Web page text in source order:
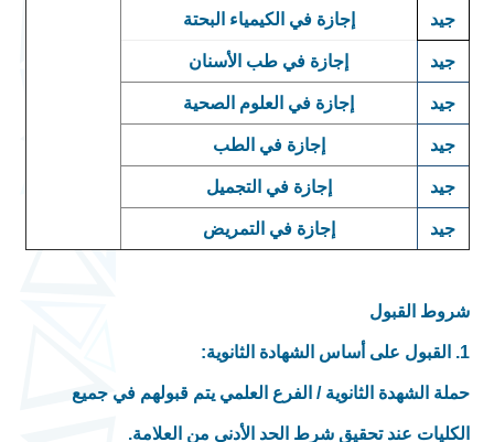
جيد إجازة في الكيمياء البحتة
جيد إجازة في طب الأسنان
جيد إجازة في العلوم الصحية
جيد إجازة في الطب
جيد إجازة في التجميل
جيد إجازة في التمريض
شروط القبول
1. القبول على أساس الشهادة الثانوية:
حملة الشهدة الثانوية / الفرع العلمي يتم قبولهم في جميع
الكليات عند تحقيق شرط الحد الأدنى من العلامة.